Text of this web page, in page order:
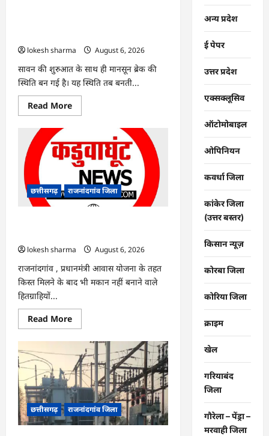
lokesh sharma
August 6, 2026
सावन की शुरुआत के साथ ही मानसून ब्रेक की
स्थिति बन गई है। यह स्थिति तब बनती...
Read MoreRead
more
7
दिन
और
थमी
रहेगी
बारिश,
नए
सिस्टम
उमस
बढ़ी…
छत्तीसगढ़ राजनांदगांव जिला
lokesh sharma
August 6, 2026
राजनांदगांव , प्रधानमंंत्री आवास योजना के तहत
किस्त मिलने के बाद भी मकान नहीं बनाने वाले
हितग्राहियों...
Read MoreRead
more
राजनांदगांव
:
किस्त
लेकर
नहीं
बनाया
आवास
145
हितग्राहियों
से
होगी
छत्तीसगढ़ राजनांदगांव जिला
अन्य प्रदेश
ई पेपर
उत्तर प्रदेश
एक्सक्लूसिव
ऑटोमोबाइल
ओपिनियन
कवर्धा जिला
कांकेर जिला
(उत्तर बस्तर)
किसान न्यूज़
कोरबा जिला
कोरिया जिला
क्राइम
खेल
गरियाबंद
जिला
गौरेला – पेंड्रा –
मरवाही जिला